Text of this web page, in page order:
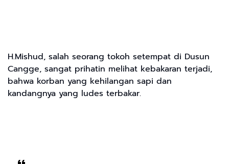
H.Mishud, salah seorang tokoh setempat di Dusun
Cangge, sangat prihatin melihat kebakaran terjadi,
bahwa korban yang kehilangan sapi dan
kandangnya yang ludes terbakar.